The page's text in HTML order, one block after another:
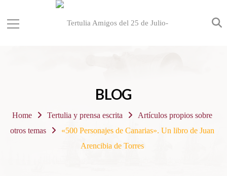
BLOG
Home Tertulia y prensa escrita
Artículos propios sobre
otros temas
«500 Personajes de Canarias». Un libro de Juan
Arencibia de Torres